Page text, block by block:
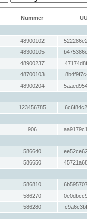
Nummer
48900102
48300105
48900237
48700103
48900204
123456785
906
586640
586650
586810
586270
586280